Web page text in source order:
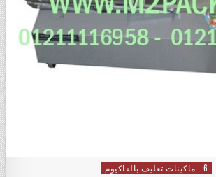
Posted in
6 - ماكينات تغليف بالفاكيوم